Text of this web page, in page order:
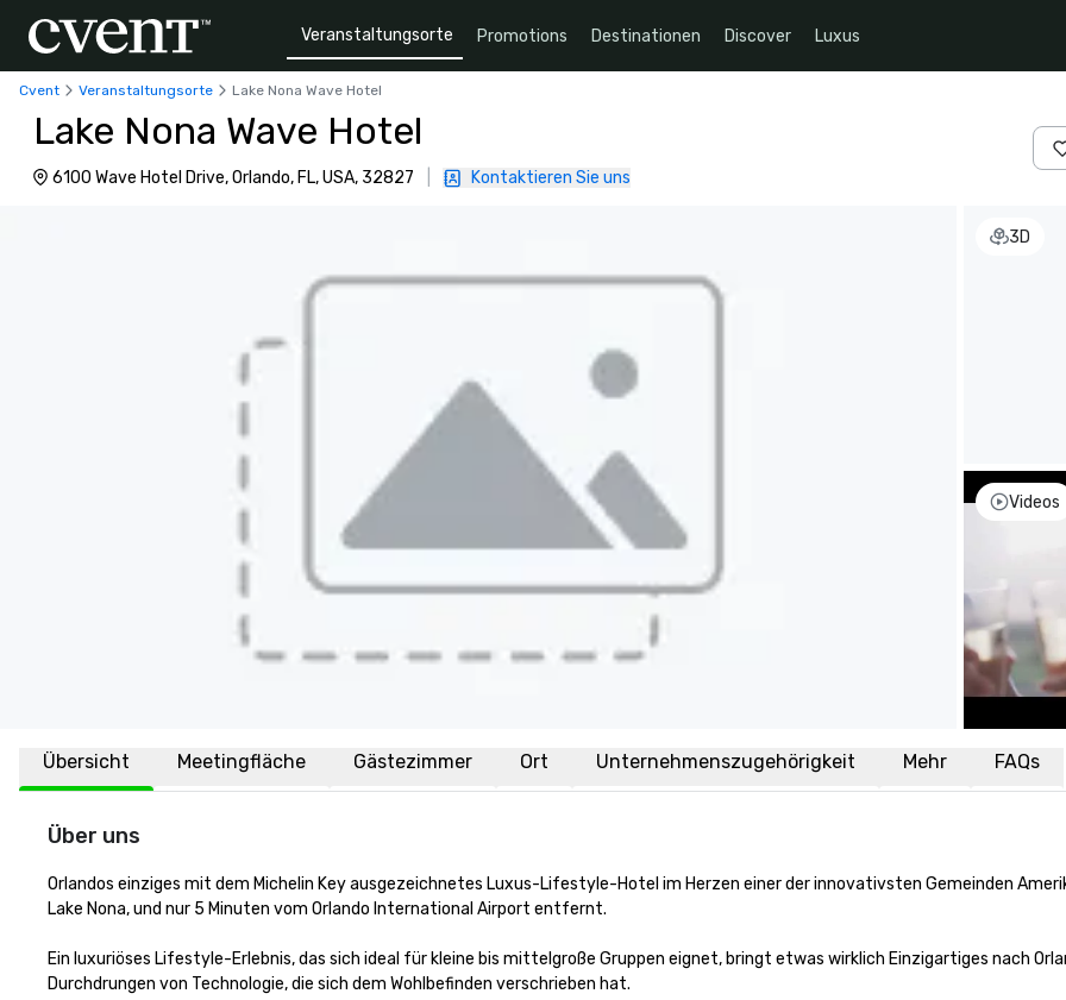
Veranstaltungsorte Promotions Destinationen Discover Luxus
Cvent Veranstaltungsorte Lake Nona Wave Hotel
Lake Nona Wave Hotel
6100 Wave Hotel Drive, Orlando, FL, USA, 32827 Kontaktieren Sie uns
3D
Videos
Übersicht Meetingfläche Gästezimmer Ort Unternehmenszugehörigkeit Mehr FAQs
Über uns
Orlandos einziges mit dem Michelin Key ausgezeichnetes Luxus-Lifestyle-Hotel im Herzen einer der innovativsten Gemeinden
Lake Nona, und nur 5 Minuten vom Orlando International Airport entfernt.
Ein luxuriöses Lifestyle-Erlebnis, das sich ideal für kleine bis mittelgroße Gruppen eignet, bringt etwas wirklich Einzigartiges nach
Durchdrungen von Technologie, die sich dem Wohlbefinden verschrieben hat.